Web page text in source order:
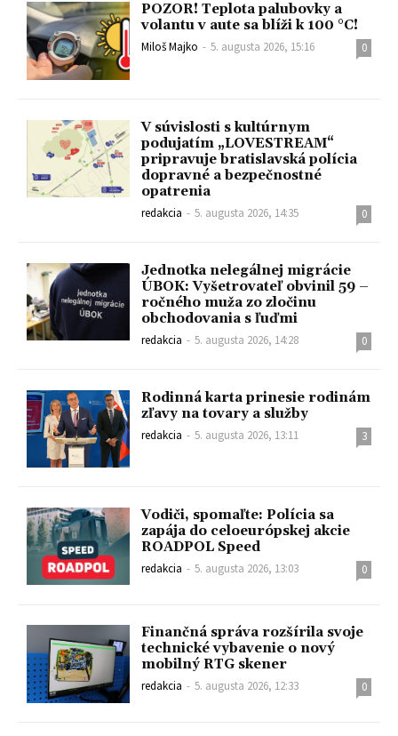
POZOR! Teplota palubovky a
volantu v aute sa blíži k 100 °C!
Miloš Majko - 5. augusta 2026, 15:16 0
V súvislosti s kultúrnym
podujatím „LOVESTREAM“
pripravuje bratislavská polícia
dopravné a bezpečnostné
opatrenia
redakcia - 5. augusta 2026, 14:35 0
Jednotka nelegálnej migrácie
ÚBOK: Vyšetrovateľ obvinil 59 –
ročného muža zo zločinu
obchodovania s ľuďmi
redakcia - 5. augusta 2026, 14:28 0
Rodinná karta prinesie rodinám
zľavy na tovary a služby
redakcia - 5. augusta 2026, 13:11 3
Vodiči, spomaľte: Polícia sa
zapája do celoeurópskej akcie
ROADPOL Speed
redakcia - 5. augusta 2026, 13:03 0
Finančná správa rozšírila svoje
technické vybavenie o nový
mobilný RTG skener
redakcia - 5. augusta 2026, 12:33 0